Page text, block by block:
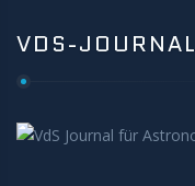
VDS-JOURNAL